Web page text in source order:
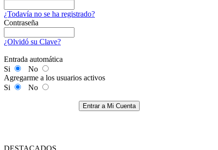
¿Todavía no se ha registrado?
Contraseña
¿Olvidó su Clave?
Entrada automática
Si
No
Agregarme a los usuarios activos
Si
No
Entrar a Mi Cuenta